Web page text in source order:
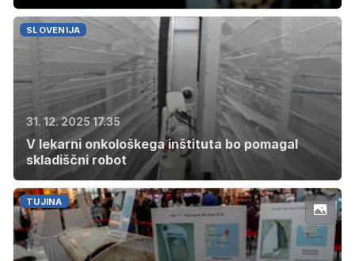
SLOVENIJA
31. 12. 2025 17.35
V lekarni onkološkega inštituta bo pomagal
skladiščni robot
TUJINA